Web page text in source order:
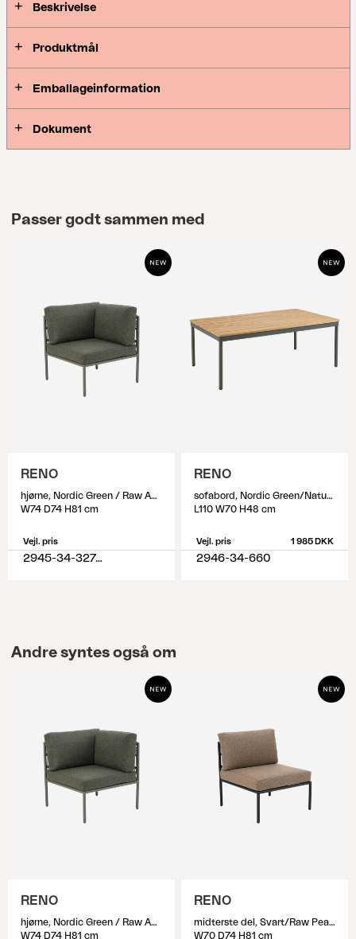
Beskrivelse
Produktmål
Emballageinformation
Dokument
Passer godt sammen med
RENO
hjørne, Nordic Green / Raw Avocado
W74 D74 H81 cm
Vejl. pris
2945-34-327-320
RENO
sofabord, Nordic Green/Natural
L110 W70 H48 cm
Vejl. pris 1 985 DKK
2946-34-660
Andre syntes også om
RENO
hjørne, Nordic Green / Raw Avocado
W74 D74 H81 cm
RENO
midterste del, Svart/Raw Peanut
W70 D74 H81 cm